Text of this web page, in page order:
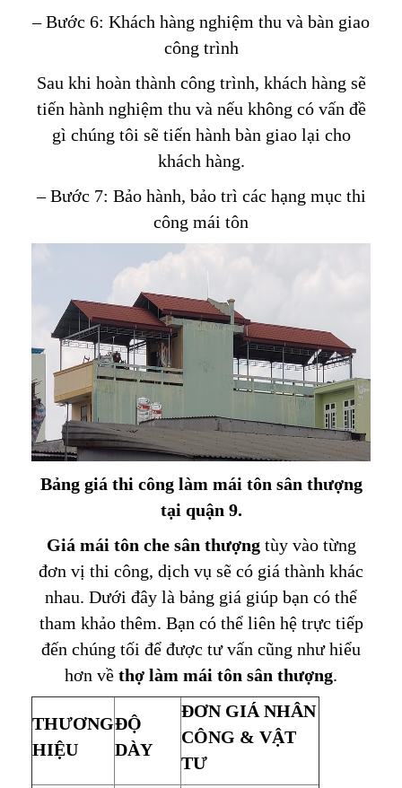
– Bước 6: Khách hàng nghiệm thu và bàn giao
công trình
Sau khi hoàn thành công trình, khách hàng sẽ
tiến hành nghiệm thu và nếu không có vấn đề
gì chúng tôi sẽ tiến hành bàn giao lại cho
khách hàng.
– Bước 7: Bảo hành, bảo trì các hạng mục thi
công mái tôn
Bảng giá thi công làm mái tôn sân thượng
tại quận 9.
Giá mái tôn che sân thượngtùy vào từng
đơn vị thi công, dịch vụ sẽ có giá thành khác
nhau. Dưới đây là bảng giá giúp bạn có thể
tham khảo thêm. Bạn có thể liên hệ trực tiếp
đến chúng tối để được tư vấn cũng như hiểu
hơn về thợ làm mái tôn sân thượng.
THƯƠNG
HIỆU
ĐỘ
DÀY
ĐƠN GIÁ NHÂN
CÔNG & VẬT
TƯ